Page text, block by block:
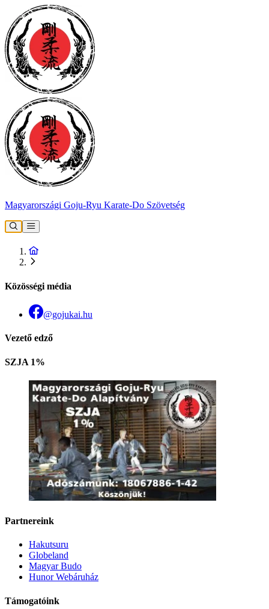
Magyarországi Goju-Ryu Karate-Do Szövetség
Közösségi média
@gojukai.hu
Vezető edző
SZJA 1%
Partnereink
Hakutsuru
Globeland
Magyar Budo
Hunor Webáruház
Támogatóink